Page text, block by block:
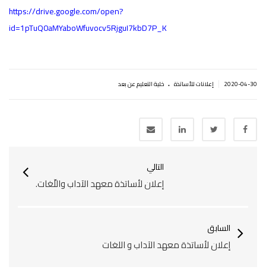
https://drive.google.com/open?
id=1pTuQ0aMYaboWfuvocv5RjguI7kbD7P_K
2020-04-30 إعلانات للأساتذة . خلية التعليم عن بعد
التالي
إعلان لأساتذة معهد الآداب واللّغات.
السابق
إعلان لأساتذة معهد الآداب و اللغات